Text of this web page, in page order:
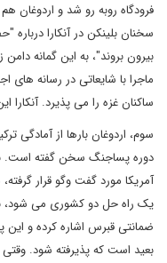
فرودگاه روبه رو شد و اردوغان
سخنان بلینکن در آنکارا درباره
بیرون بروند"، به این گمانه دامن
ساکنان غزه را می پذیرد. آنکارا
سوم، اردوغان بارها از آمادگی
دوره پساجنگ سخن گفته است.
آمریکا مورد گفت وگو قرار
یک راه حل دو کشوری می شود،
ضمانتی قبرس اشاره کرده و این
بعید است که پذیرفته شود. وقتی